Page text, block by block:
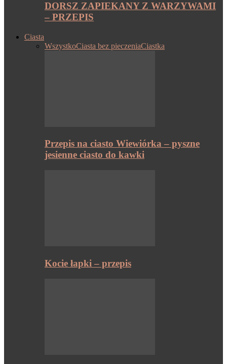
DORSZ ZAPIEKANY Z WARZYWAMI
– PRZEPIS
Ciasta
WszystkoCiasta bez pieczeniaCiastka
Przepis na ciasto Wiewiórka – pyszne
jesienne ciasto do kawki
Kocie łapki – przepis